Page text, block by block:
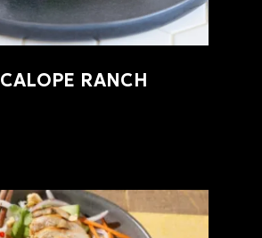
RANCH